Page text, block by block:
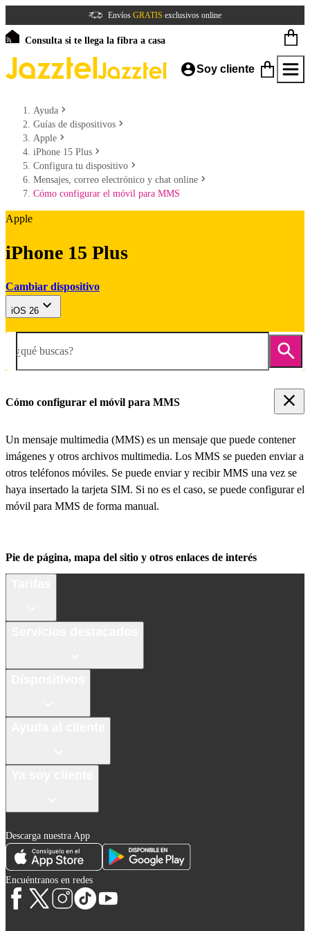
Envíos GRATIS exclusivos online
Consulta si te llega la fibra a casa
Soy cliente
Ayuda
Guías de dispositivos
Apple
iPhone 15 Plus
Configura tu dispositivo
Mensajes, correo electrónico y chat online
Cómo configurar el móvil para MMS
Apple
iPhone 15 Plus
Cambiar dispositivo
iOS 26
¿qué buscas?
Cómo configurar el móvil para MMS
Un mensaje multimedia (MMS) es un mensaje que puede contener
imágenes y otros archivos multimedia. Los MMS se pueden enviar a
otros teléfonos móviles. Se puede enviar y recibir MMS una vez se
haya insertado la tarjeta SIM. Si no es el caso, se puede configurar el
móvil para MMS de forma manual.
Pie de página, mapa del sitio y otros enlaces de interés
Descarga nuestra App
Encuéntranos en redes